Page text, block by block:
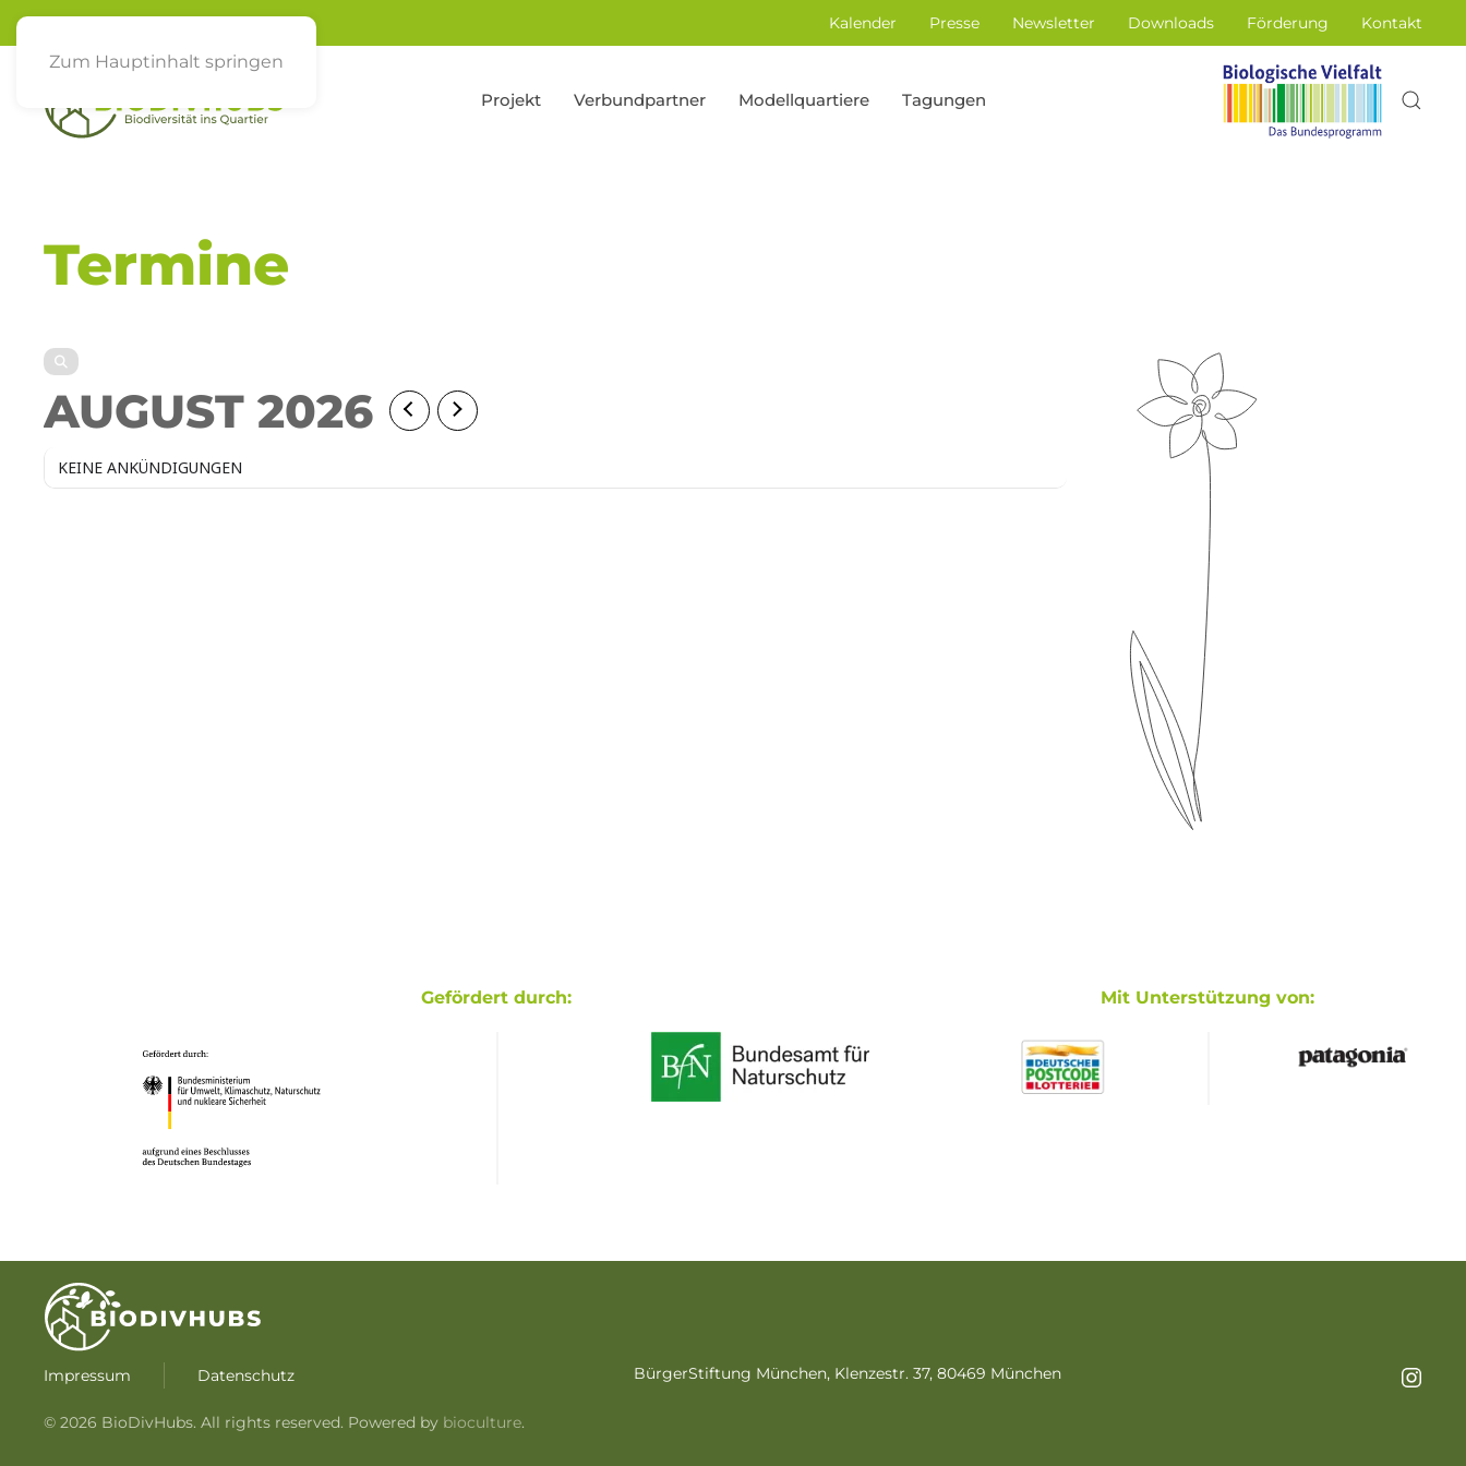
Zum Hauptinhalt springen
Kalender Presse Newsletter Downloads Förderung Kontakt
Projekt Verbundpartner Modellquartiere Tagungen
Termine
AUGUST 2026
KEINE ANKÜNDIGUNGEN
Gefördert durch: Mit Unterstützung von:
Impressum Datenschutz BürgerStiftung München, Klenzestr. 37, 80469 München
© 2026 BioDivHubs. All rights reserved. Powered by bioculture.